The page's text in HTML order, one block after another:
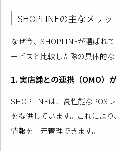
SHOPLINEの主なメリッ
なぜ今、SHOPLINEが選ばれ
ービスと比較した際の具体的な
1. 実店舗との連携（OMO）
SHOPLINEは、高性能なPOSレ
を提供しています。これによ
情報を一元管理できます。